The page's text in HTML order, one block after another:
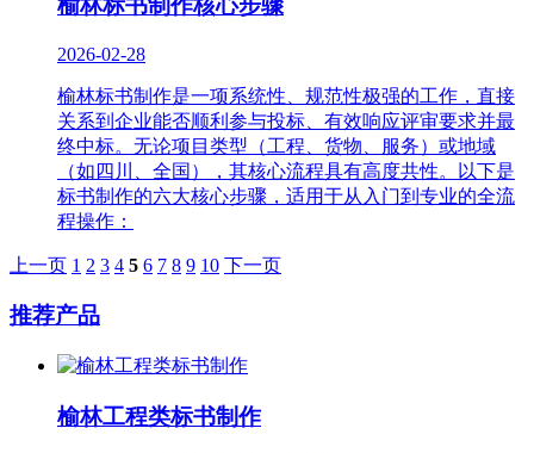
榆林‌标书制作核心步骤‌
2026-02-28
榆林标书制作是一项系统性、规范性极强的工作，直接
关系到企业能否顺利参与投标、有效响应评审要求并最
终中标。无论项目类型（工程、货物、服务）或地域
（如四川、全国），其核心流程具有高度共性。以下是
标书制作的六大核心步骤，适用于从入门到专业的全流
程操作：
上一页 1 2 3 4 5 6 7 8 9 10 下一页
推荐产品
榆林工程类标书制作